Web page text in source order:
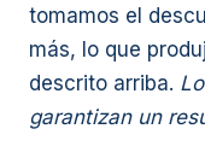
tomamos el
más, lo que
descrito arriba.
garantizan un